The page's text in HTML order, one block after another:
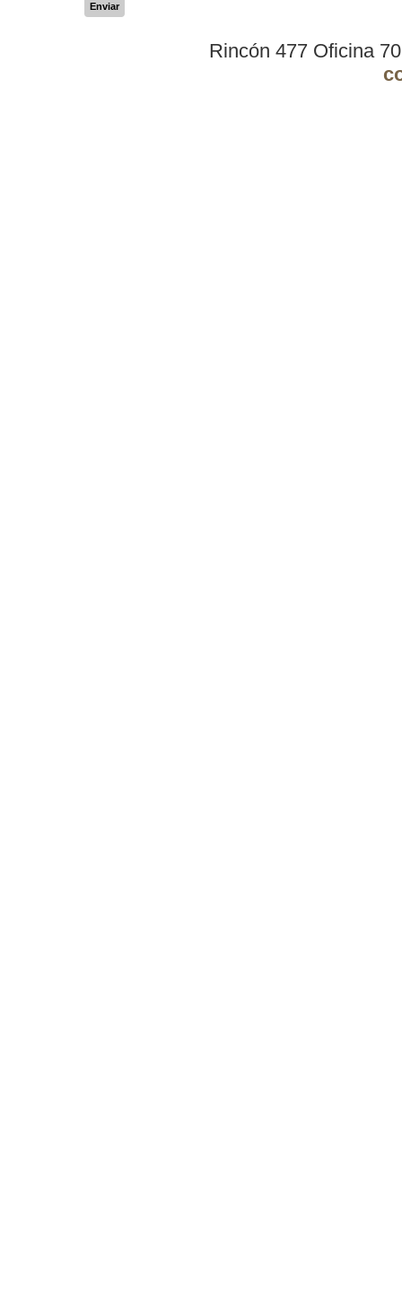
Enviar
Rincón 477 Oficina